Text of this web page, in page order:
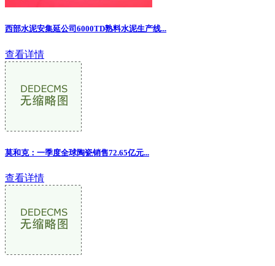
西部水泥安集延公司6000TD熟料水泥生产线...
查看详情
莫和克：一季度全球陶瓷销售72.65亿元...
查看详情